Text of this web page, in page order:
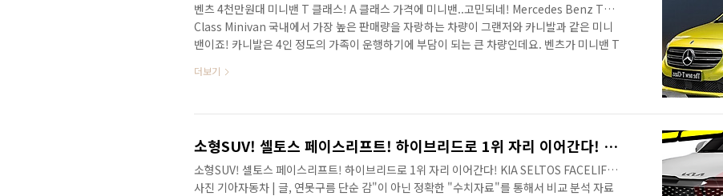
벤츠 4천만원대 미니밴 T 클래스! A 클래스 가격에 미니밴..고민되네! Mercedes Benz T
Class Minivan 국내에서 가장 높은 판매량을 자랑하는 차량이 그랜저와 카니발과 같은 미니
밴이죠! 카니발은 4인 정도의 가족이 운행하기에 부담이 되는 큰 차량인데요. 벤츠가 미니밴 T
니다. 또한 4천만원대의 가격은 국내 소형 SUV 풀옵션과 유사한 수준인데, 벤츠의 럭셔리함 보
습일까요? #영상으로 보시면 세부적은 소식을 빠르게 알 수 있습니다. #연못구름추천영상
더보기
소형SUV! 셀토스 페이스리프트! 하이브리드로 1위 자리 이어간다! KIA SELTOS FACELIFT!
소형SUV! 셀토스 페이스리프트! 하이브리드로 1위 자리 이어간다! KIA SELTOS FACELIFT!
사진 기아자동차 | 글, 연못구름 단순 감"이 아닌 정확한 "수치자료"를 통해서 비교 분석 자료